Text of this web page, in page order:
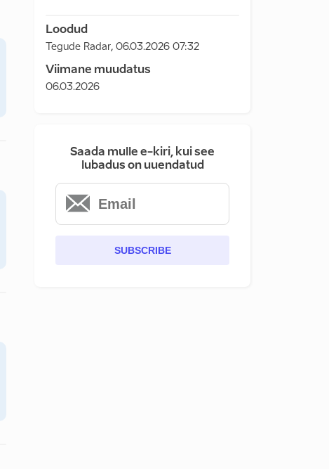
Loodud
Tegude Radar, 06.03.2026 07:32
Viimane muudatus
06.03.2026
Saada mulle e-kiri, kui see
lubadus on uuendatud
SUBSCRIBE